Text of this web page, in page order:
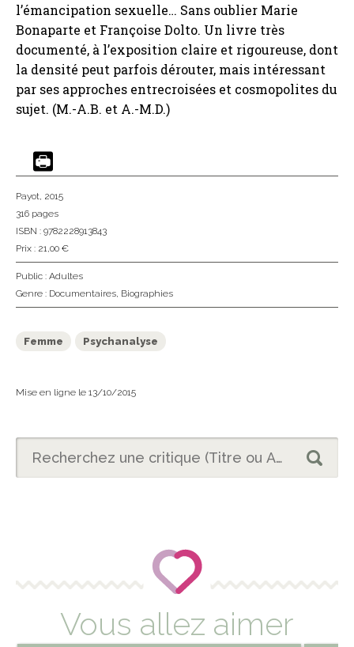
l’émancipation sexuelle… Sans oublier Marie
Bonaparte et Françoise Dolto. Un livre très
documenté, à l’exposition claire et rigoureuse, dont
la densité peut parfois dérouter, mais intéressant
par ses approches entrecroisées et cosmopolites du
sujet. (M.-A.B. et A.-M.D.)
Payot, 2015
316 pages
ISBN : 9782228913843
Prix : 21,00 €
Public : Adultes
Genre : Documentaires, Biographies
Femme Psychanalyse
Mise en ligne le 13/10/2015
Vous allez aimer